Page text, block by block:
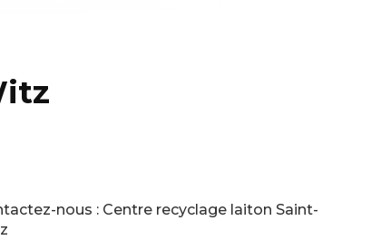
nous : Centre recyclage laiton Saint-